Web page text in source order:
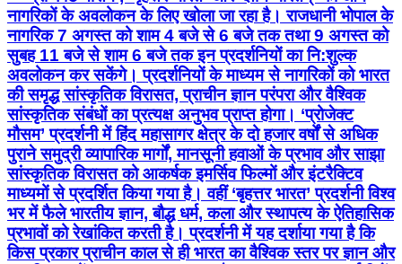
नागरिकों के अवलोकन के लिए खोला जा रहा है। राजधानी भोपाल के
नागरिक 7 अगस्त को शाम 4 बजे से 6 बजे तक तथा 9 अगस्त को
सुबह 11 बजे से शाम 6 बजे तक इन प्रदर्शनियों का नि:शुल्क
अवलोकन कर सकेंगे। प्रदर्शनियों के माध्यम से नागरिकों को भारत
की समृद्ध सांस्कृतिक विरासत, प्राचीन ज्ञान परंपरा और वैश्विक
सांस्कृतिक संबंधों का प्रत्यक्ष अनुभव प्राप्त होगा। ‘प्रोजेक्ट
मौसम’ प्रदर्शनी में हिंद महासागर क्षेत्र के दो हजार वर्षों से अधिक
पुराने समुद्री व्यापारिक मार्गों, मानसूनी हवाओं के प्रभाव और साझा
सांस्कृतिक विरासत को आकर्षक इमर्सिव फिल्मों और इंटरैक्टिव
माध्यमों से प्रदर्शित किया गया है। वहीं ‘बृहत्तर भारत’ प्रदर्शनी विश्व
भर में फैले भारतीय ज्ञान, बौद्ध धर्म, कला और स्थापत्य के ऐतिहासिक
प्रभावों को रेखांकित करती है। प्रदर्शनी में यह दर्शाया गया है कि
किस प्रकार प्राचीन काल से ही भारत का वैश्विक स्तर पर ज्ञान और